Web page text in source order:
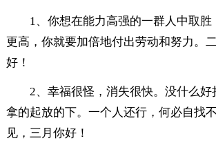
1、你想在能力高强的一群人中取胜
更高，你就要加倍地付出劳动和努力。
好！
2、幸福很怪，消失很快。没什么好
拿的起放的下。一个人还行，何必自找
见，三月你好！